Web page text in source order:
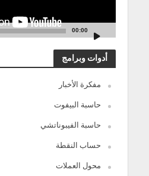
00:00
أدوات وبرامج
مفكرة الأخبار
حاسبة البيفوت
حاسبة الفيبوناتشي
حساب النقطة
محول العملات